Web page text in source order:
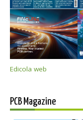
Edicola web
PCB Magazine